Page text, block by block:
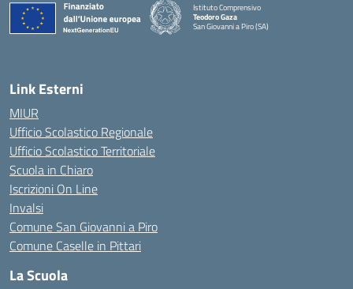
Istituto Comprensivo
Teodoro Gaza
San Giovanni a Piro (SA)
Link Esterni
MIUR
Ufficio Scolastico Regionale
Ufficio Scolastico Territoriale
Scuola in Chiaro
Iscrizioni On Line
Invalsi
Comune San Giovanni a Piro
Comune Caselle in Pittari
La Scuola